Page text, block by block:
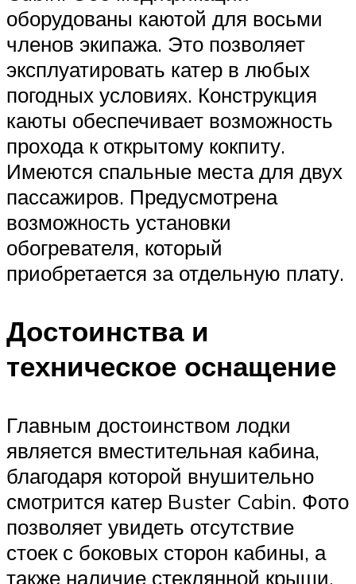
оборудованы каютой для восьми
членов экипажа. Это позволяет
эксплуатировать катер в любых
погодных условиях. Конструкция
каюты обеспечивает возможность
прохода к открытому кокпиту.
Имеются спальные места для двух
пассажиров. Предусмотрена
возможность установки
обогревателя, который
приобретается за отдельную плату.
Достоинства и
техническое оснащение
Главным достоинством лодки
является вместительная кабина,
благодаря которой внушительно
смотрится катер Buster Cabin. Фото
позволяет увидеть отсутствие
стоек с боковых сторон кабины, а
также наличие стеклянной крыши.